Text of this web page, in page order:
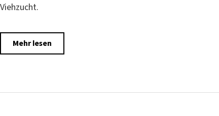
Viehzucht.
Mehr lesen